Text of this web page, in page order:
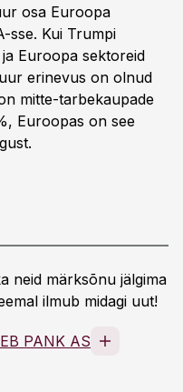
osa Euroopa
sse. Kui Trumpi
Euroopa sektoreid
erinevus on olnud
mitte-tarbekaupade
Euroopas on see
neid märksõnu jälgima
ilmub midagi uut!
PANK AS